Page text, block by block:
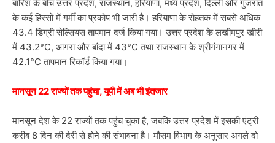
बारिश के बीच उत्तर प्रदेश, राजस्थान, हरियाणा, मध्य प्रदेश, दिल्ली और गुजरात
के कई हिस्सों में गर्मी का प्रकोप भी जारी है। हरियाणा के रोहतक में सबसे अधिक
43.4 डिग्री सेल्सियस तापमान दर्ज किया गया। उत्तर प्रदेश के लखीमपुर खीरी
में 43.2°C, आगरा और बांदा में 43°C तथा राजस्थान के श्रीगंगानगर में
42.1°C तापमान रिकॉर्ड किया गया।
मानसून 22 राज्यों तक पहुंचा, यूपी में अब भी इंतजार
मानसून देश के 22 राज्यों तक पहुंच चुका है, जबकि उत्तर प्रदेश में इसकी एंट्री
करीब 8 दिन की देरी से होने की संभावना है। मौसम विभाग के अनुसार अगले दो